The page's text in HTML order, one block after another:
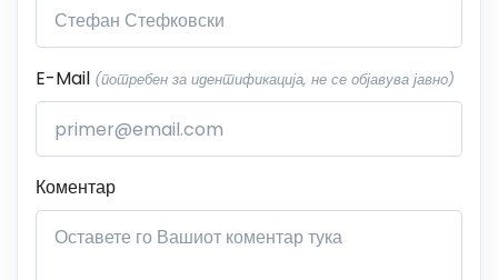
E-Mail (потребен за идентификација, не се објавува јавно)
Коментар